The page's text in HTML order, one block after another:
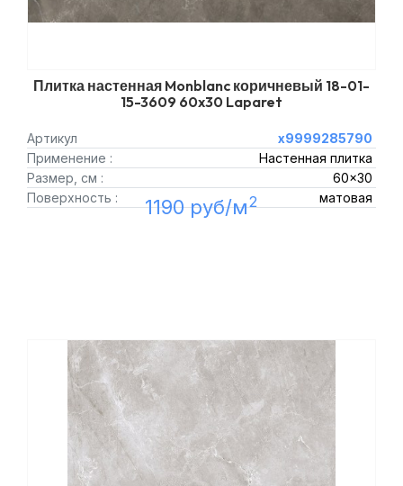
Плитка настенная Monblanc коричневый 18-01-
15-3609 60x30 Laparet
Артикул
х9999285790
Применение :
Настенная плитка
Размер, см :
60x30
Поверхность :
матовая
1190 руб/м2